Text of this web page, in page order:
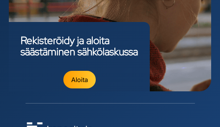
Rekisteröidyjaaloita
säästäminensähkölaskussa
Aloita